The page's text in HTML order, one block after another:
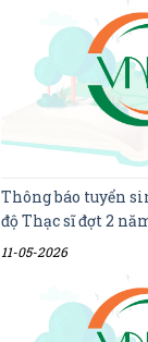
Thông báo tuyển
độ Thạc sĩ đợt 2
11-05-2026